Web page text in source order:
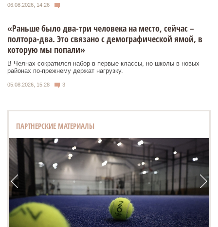
06.08.2026, 14:26
«Раньше было два-три человека на место, сейчас –
полтора-два. Это связано с демографической ямой, в
которую мы попали»
В Челнах сократился набор в первые классы, но школы в новых
районах по-прежнему держат нагрузку.
05.08.2026, 15:28 3
ПАРТНЕРСКИЕ МАТЕРИАЛЫ